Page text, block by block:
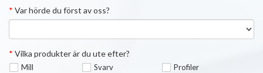
* Var hörde du först av oss?
* Vilka produkter är du ute efter?
Mill
Svarv
Profiler